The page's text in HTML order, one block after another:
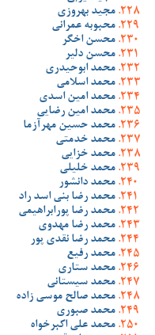
مجید بهروزی
محبوبه عمرانی
محسن اخگر
محسن دلیر
محمد ابوحیدری
محمد اسلامی
محمد امین اسدی
محمد امین رضایی
محمد حسین مهرآزما
محمد خدمتی
محمد خزایی
محمد خلیلی
محمد دانشور
محمد رضا بنی اسد راد
محمد رضا پورابراهیمی
محمد رضا مهدوی
محمد رضا نقدی پور
محمد رفیع
محمد ستاری
محمد سیستانی
محمد صالح موسی زاده
محمد صبوری
محمد علی اکبرخواه